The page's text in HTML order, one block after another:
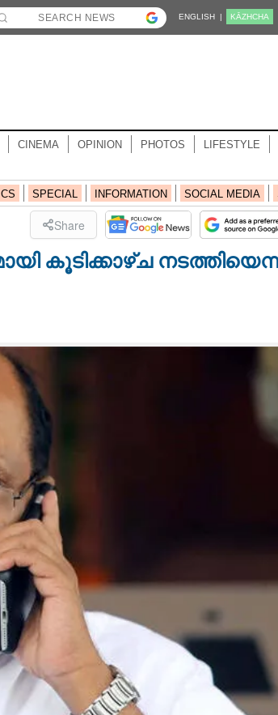
ENGLISH | KĀZHCHA
CINEMA OPINION PHOTOS LIFESTYLE
SPECIAL INFORMATION SOCIAL MEDIA
Share
കൂടിക്കാഴ്‌ച